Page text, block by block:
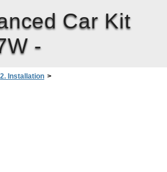
Car Kit
-
2. Installation >